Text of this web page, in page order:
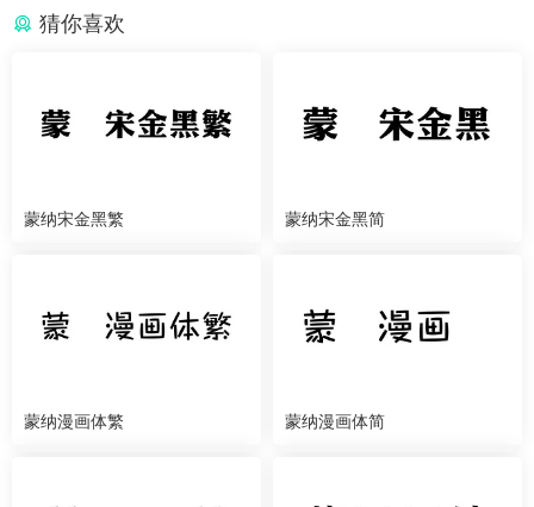
猜你喜欢
蒙纳宋金黑繁 蒙纳宋金黑简
蒙纳漫画体繁 蒙纳漫画体简